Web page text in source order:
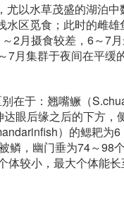
尤以水草茂盛的湖泊
水区觅食；此时的雌
2月摄食较差，6～7
月集群于夜间在平缓
在于：翘嘴鳜（
眼后缘之后的下方
）的鳃耙为
鳞，幽门垂为74～98
体较小，最大个体能